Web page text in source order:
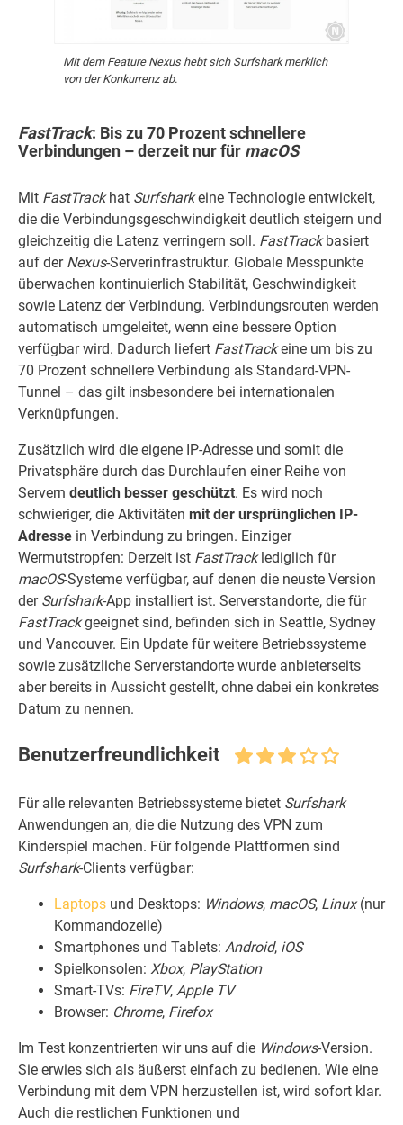
Mit dem Feature Nexus hebt sich Surfshark merklich
von der Konkurrenz ab.
FastTrack: Bis zu 70 Prozent schnellere
Verbindungen – derzeit nur für macOS
Mit FastTrackhat Surfsharkeine Technologie entwickelt,
die die Verbindungsgeschwindigkeit deutlich steigern und
gleichzeitig die Latenz verringern soll. FastTrackbasiert
auf der Nexus-Serverinfrastruktur. Globale Messpunkte
überwachen kontinuierlich Stabilität, Geschwindigkeit
sowie Latenz der Verbindung. Verbindungsrouten werden
automatisch umgeleitet, wenn eine bessere Option
verfügbar wird. Dadurch liefert FastTrackeine um bis zu
70 Prozent schnellere Verbindung als Standard-VPN-
Tunnel – das gilt insbesondere bei internationalen
Verknüpfungen.
Zusätzlich wird die eigene IP-Adresse und somit die
Privatsphäre durch das Durchlaufen einer Reihe von
Servern deutlich besser geschützt. Es wird noch
schwieriger, die Aktivitäten mit der ursprünglichen IP-
Adresse in Verbindung zu bringen. Einziger
Wermutstropfen: Derzeit ist FastTracklediglich für
macOS-Systeme verfügbar, auf denen die neuste Version
der Surfshark-App installiert ist. Serverstandorte, die für
FastTrackgeeignet sind, befinden sich in Seattle, Sydney
und Vancouver. Ein Update für weitere Betriebssysteme
sowie zusätzliche Serverstandorte wurde anbieterseits
aber bereits in Aussicht gestellt, ohne dabei ein konkretes
Datum zu nennen.
Benutzerfreundlichkeit
Für alle relevanten Betriebssysteme bietet Surfshark
Anwendungen an, die die Nutzung des VPN zum
Kinderspiel machen. Für folgende Plattformen sind
Surfshark-Clients verfügbar:
Laptops und Desktops: Windows, macOS, Linux(nur
Kommandozeile)
Smartphones und Tablets: Android, iOS
Spielkonsolen: Xbox, PlayStation
Smart-TVs: FireTV, Apple TV
Browser: Chrome, Firefox
Im Test konzentrierten wir uns auf die Windows-Version.
Sie erwies sich als äußerst einfach zu bedienen. Wie eine
Verbindung mit dem VPN herzustellen ist, wird sofort klar.
Auch die restlichen Funktionen und